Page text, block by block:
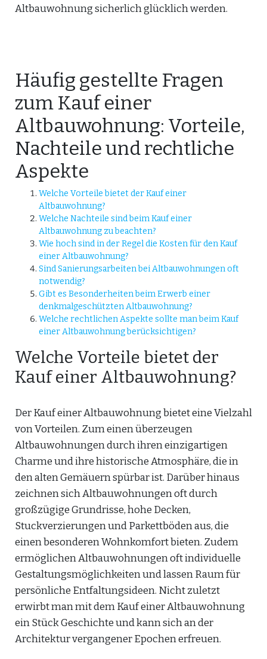
Altbauwohnung sicherlich glücklich werden.
Häufig gestellte Fragen
zum Kauf einer
Altbauwohnung: Vorteile,
Nachteile und rechtliche
Aspekte
Welche Vorteile bietet der Kauf einer
Altbauwohnung?
Welche Nachteile sind beim Kauf einer
Altbauwohnung zu beachten?
Wie hoch sind in der Regel die Kosten für den Kauf
einer Altbauwohnung?
Sind Sanierungsarbeiten bei Altbauwohnungen oft
notwendig?
Gibt es Besonderheiten beim Erwerb einer
denkmalgeschützten Altbauwohnung?
Welche rechtlichen Aspekte sollte man beim Kauf
einer Altbauwohnung berücksichtigen?
Welche Vorteile bietet der
Kauf einer Altbauwohnung?
Der Kauf einer Altbauwohnung bietet eine Vielzahl
von Vorteilen. Zum einen überzeugen
Altbauwohnungen durch ihren einzigartigen
Charme und ihre historische Atmosphäre, die in
den alten Gemäuern spürbar ist. Darüber hinaus
zeichnen sich Altbauwohnungen oft durch
großzügige Grundrisse, hohe Decken,
Stuckverzierungen und Parkettböden aus, die
einen besonderen Wohnkomfort bieten. Zudem
ermöglichen Altbauwohnungen oft individuelle
Gestaltungsmöglichkeiten und lassen Raum für
persönliche Entfaltungsideen. Nicht zuletzt
erwirbt man mit dem Kauf einer Altbauwohnung
ein Stück Geschichte und kann sich an der
Architektur vergangener Epochen erfreuen.